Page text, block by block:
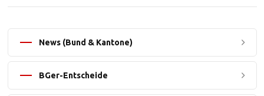
News (Bund & Kantone)
BGer-Entscheide